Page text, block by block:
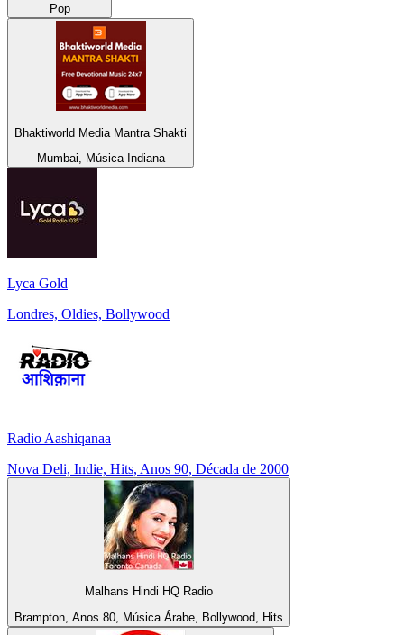
Pop
Bhaktiworld Media Mantra Shakti
Mumbai, Música Indiana
Lyca Gold
Londres, Oldies, Bollywood
Radio Aashiqanaa
Nova Deli, Indie, Hits, Anos 90, Década de 2000
Malhans Hindi HQ Radio
Brampton, Anos 80, Música Árabe, Bollywood, Hits